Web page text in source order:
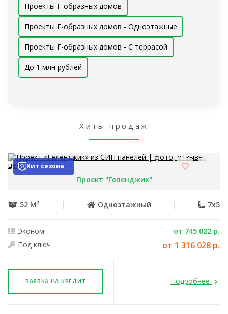
Проекты Г-образных домов
Проекты Г-образных домов - Одноэтажные
Проекты Г-образных домов - С террасой
До 1 млн рублей
Хиты продаж
Хит сезона
Проект "Геленджик"
52 М² Одноэтажный 7x5
Эконом
от 745 022 р.
Под ключ
от 1 316 028 р.
ЗАЯВКА НА КРЕДИТ Подробнее